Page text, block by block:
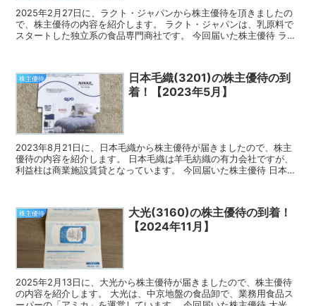
2025年2月27日に、ラクト・ジャパンから株主優待を頂きましたの
で、株主優待の内容を紹介します。 ラクト・ジャパンは、乳原料で
スタートした独立系の食品専門商社です。 今回届いた株主優待 ラク
株主優待
日本毛織(3201)の株主優待の到
着！【2023年5月】
2023年8月21日に、日本毛織から株主優待が届きましたので、株主
優待の内容を紹介します。 日本毛織は羊毛紡織の有力会社ですが、
利益柱は商業施設賃貸となっています。 今回届いた株主優待 日本毛
株主優待
大光(3160)の株主優待の到着！
【2024年11月】
2025年2月13日に、大光から株主優待が届きましたので、株主優待
の内容を紹介します。 大光は、中京地盤の食品卸で、業務用食品ス